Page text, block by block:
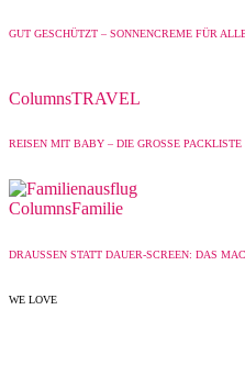
GUT GESCHÜTZT – SONNENCREME FÜR
ColumnsTRAVEL
REISEN MIT BABY – DIE GROSSE
ColumnsFamilie
DRAUSSEN STATT DAUER-SCREEN: DAS
WE LOVE